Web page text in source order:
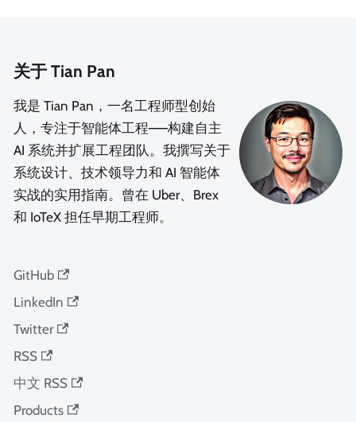
关于 Tian Pan
我是 Tian Pan，一名工程师型创始
人，专注于智能体工程——构建自主
AI 系统并扩展工程团队。我撰写关于
系统设计、技术领导力和 AI 智能体
实战的实用指南。曾在 Uber、Brex
和 IoTeX 担任早期工程师。
GitHub
LinkedIn
Twitter
RSS
中文 RSS
Products